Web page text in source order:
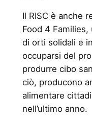
Il RISC è anche
Food 4
di orti solidali e
occuparsi del
produrre cibo
ciò, producono
alimentare
nell’ultimo anno.